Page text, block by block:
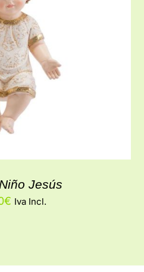
Jesús
€ Iva Incl.